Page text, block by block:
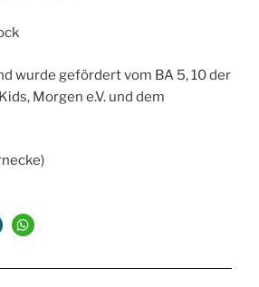
wurde gefördert vom BA 5, 10 der
Morgen e.V. und dem